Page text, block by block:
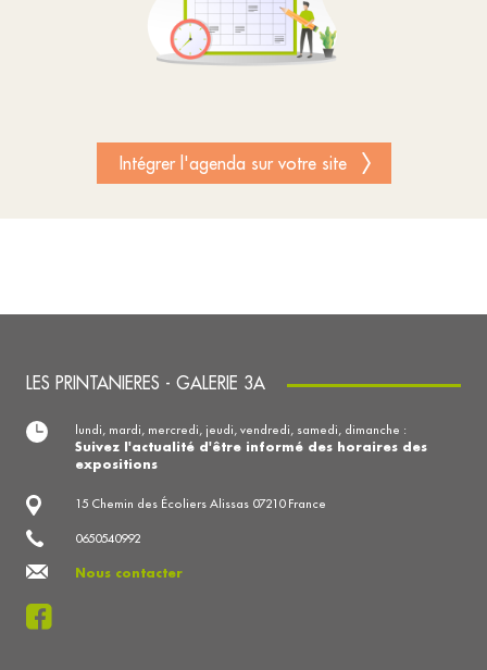
Intégrer l'agenda sur votre site
LES PRINTANIERES - GALERIE 3A
15 Chemin des Écoliers Alissas 07210 France
0650540992
Nous contacter
lundi, mardi, mercredi, jeudi, vendredi, samedi, dimanche :
Suivez l'actualité d'être informé des horaires des
expositions